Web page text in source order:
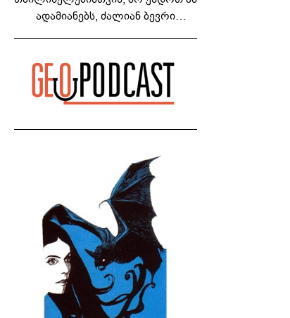
ადამიანებს, ძალიან ბევრი